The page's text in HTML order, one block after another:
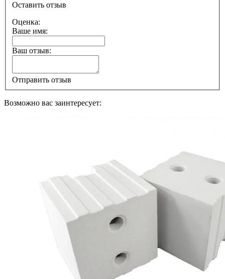
Оставить отзыв
Оценка:
Ваше имя:
Ваш отзыв:
Отправить отзыв
Возможно вас заинтересует: